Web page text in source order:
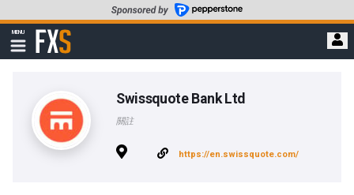
至
要
MENU
顯
示
FXStreet
Swissquote Bank Ltd
關註
https://en.swissquote.com/